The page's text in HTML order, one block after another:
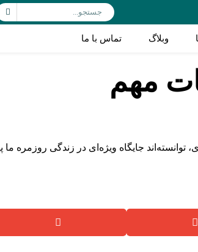
وبلاگ تماس با ما
مهم
جایگاه ویژه‌ای در زندگی روزمره ما